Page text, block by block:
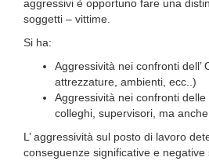
aggressivi è opportuno fare una
soggetti – vittime.
Si ha:
Aggressività nei confronti dell’
attrezzature, ambienti, ecc..)
Aggressività nei confronti
colleghi, supervisori, ma anche
L’ aggressività sul posto di lavoro
conseguenze significative e negative